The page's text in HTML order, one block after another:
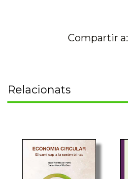
Compartir a:
Relacionats